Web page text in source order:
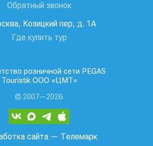
розничной сети PEGAS
Touristik ООО «ЦМТ»
© 2007—2026.
Обратный звонок
Козицкий пер, д. 1А
Где купить тур
сайта— Телемарк